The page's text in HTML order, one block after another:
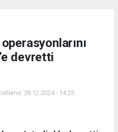
devretti
28.12.2024 - 14:25